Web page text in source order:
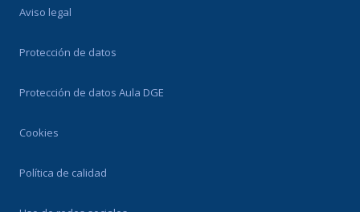
Aviso legal
Protección de datos
Protección de datos Aula DGE
Cookies
Política de calidad